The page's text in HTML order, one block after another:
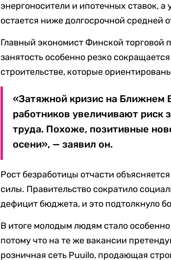
энергоносители и ипотечных ставок, а
остается ниже долгосрочной средней
Главный экономист Финской торговой
занятость особенно резко
строительстве, которые
«Затяжной кризис на Ближнем
работников увеличивают риск
труда. Похоже, позитивные
осени», — заявил он.
Рост безработицы отчасти
силы. Правительство сократило
дефицит бюджета, и это подтолкнуло
В итоге молодым людям стало
потому что на те же вакансии
розничная сеть Puuilo, продающая